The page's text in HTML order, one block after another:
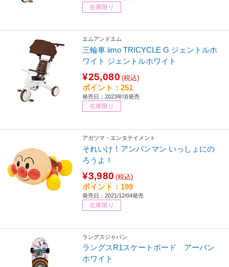
在庫限り
エムアンドエム
三輪車 iimo TRICYCLE G ジェントルホ
ワイト ジェントルホワイト
¥25,080 (税込)
ポイント：251
発売日：2023年頃発売
在庫限り
アガツマ・エンタテイメント
それいけ！アンパンマン いっしょにの
ろうよ！
¥3,980 (税込)
ポイント：199
発売日：2021/12/04発売
在庫限り
ラングスジャパン
ラングスR1スケートボード アーバン
ホワイト